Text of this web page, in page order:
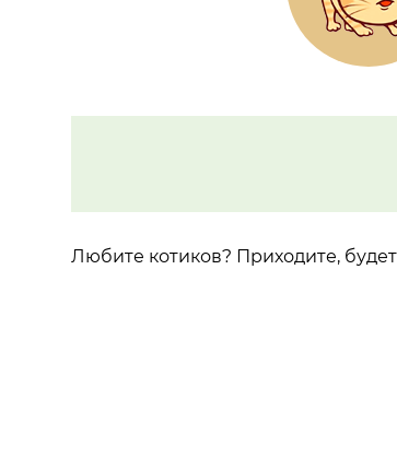
Любите котиков? Приходите,